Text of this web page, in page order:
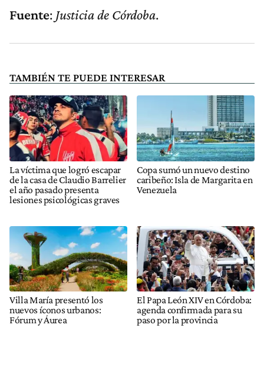
Fuente: Justicia de Córdoba.
TAMBIÉN TE PUEDE INTERESAR
La víctima que logró escapar
de la casa de Claudio Barrelier
el año pasado presenta
lesiones psicológicas graves
Copa sumó un nuevo destino
caribeño: Isla de Margarita en
Venezuela
Villa María presentó los
nuevos íconos urbanos:
Fórum y Áurea
El Papa León XIV en Córdoba:
agenda confirmada para su
paso por la provincia